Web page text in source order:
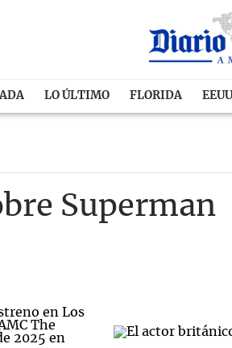
LO ÚLTIMO FLORIDA EEUU
Superman